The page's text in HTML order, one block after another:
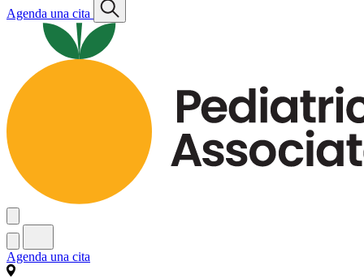
Agenda una cita
Agenda una cita